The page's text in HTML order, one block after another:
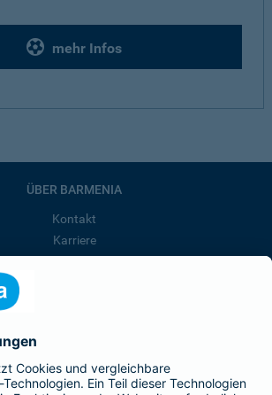
mehr Infos
ÜBER BARMENIA
Kontakt
Karriere
ist Teil der BarmeniaGothaer
BELIEBTE SEITEN